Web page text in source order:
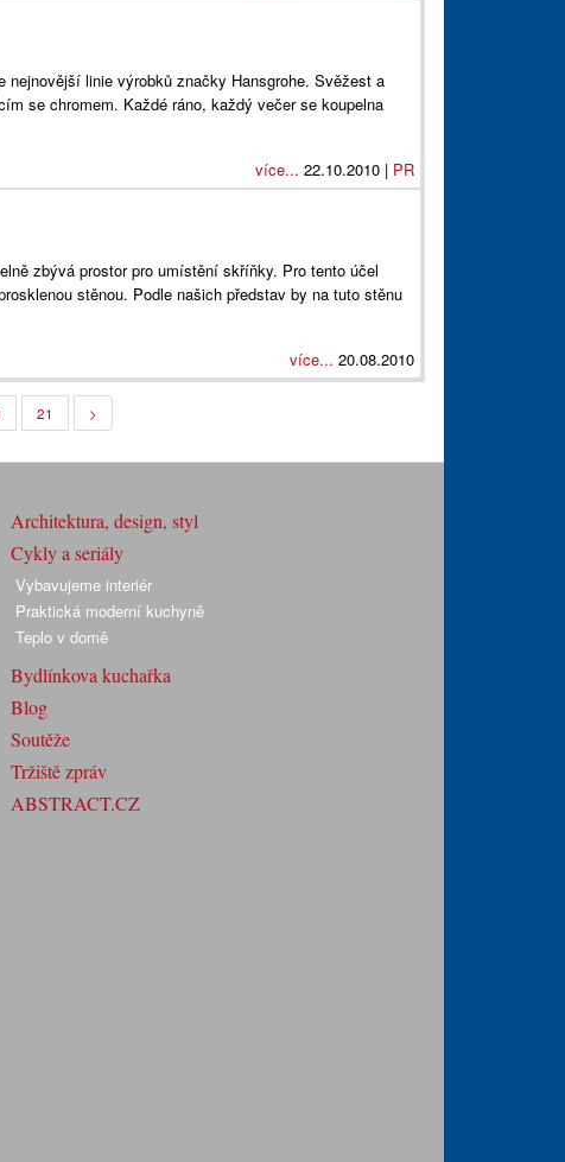
linie výrobků značky Hansgrohe. Svěžest a
se chromem. Každé ráno, každý večer se koupelna
více... 22.10.2010 | PR
zbývá prostor pro umístění skříňky. Pro tento účel
stěnou. Podle našich představ by na tuto stěnu
více... 20.08.2010
21 >
Architektura, design, styl
Cykly a seriály
Vybavujeme interiér
Praktická moderní kuchyně
Teplo v domě
Bydlínkova kuchařka
Blog
Soutěže
Tržiště zpráv
ABSTRACT.CZ